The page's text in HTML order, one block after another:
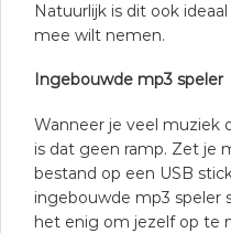
Natuurlijk is dit ook
mee wilt nemen.
Ingebouwde mp3 speler
Wanneer je veel muziek
is dat geen ramp. Zet je
bestand op een USB
ingebouwde mp3 speler
het enig om jezelf op te